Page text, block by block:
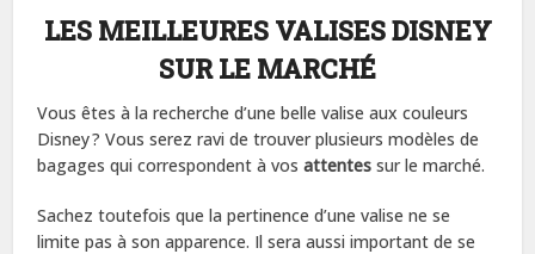
LES MEILLEURES VALISES DISNEY
SUR LE MARCHÉ
Vous êtes à la recherche d’une belle valise aux couleurs
Disney ? Vous serez ravi de trouver plusieurs modèles de
bagages qui correspondent à vosattentes sur le marché.
Sachez toutefois que la pertinence d’une valise ne se
limite pas à son apparence. Il sera aussi important de se